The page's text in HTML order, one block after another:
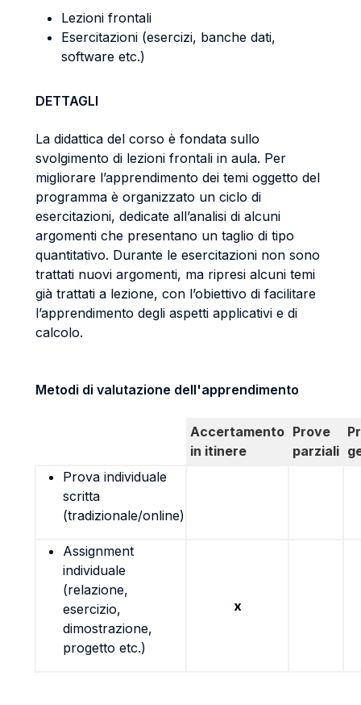
Lezioni frontali
Esercitazioni (esercizi, banche dati,
software etc.)
DETTAGLI
La didattica del corso è fondata sullo
svolgimento di lezioni frontali in aula. Per
migliorare l’apprendimento dei temi oggetto del
programma è organizzato un ciclo di
esercitazioni, dedicate all’analisi di alcuni
argomenti che presentano un taglio di tipo
quantitativo. Durante le esercitazioni non sono
trattati nuovi argomenti, ma ripresi alcuni temi
già trattati a lezione, con l’obiettivo di facilitare
l’apprendimento degli aspetti applicativi e di
calcolo.
Metodi di valutazione dell'apprendimento
Accertamento
in itinere
Prove
parziali
Prova individuale
scritta
(tradizionale/online)
Assignment
individuale
(relazione,
esercizio,
dimostrazione,
progetto etc.)
x